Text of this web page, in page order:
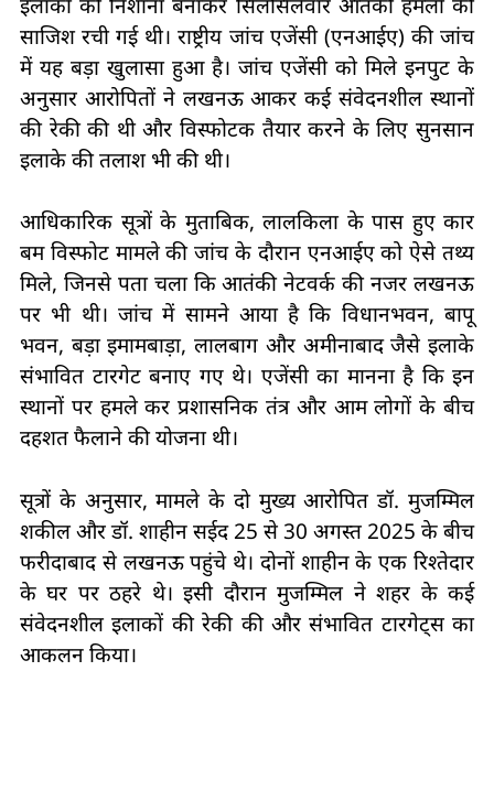
साजिश रची गई थी। राष्ट्रीय जांच एजेंसी (एनआईए) की जांच
में यह बड़ा खुलासा हुआ है। जांच एजेंसी को मिले इनपुट के
अनुसार आरोपितों ने लखनऊ आकर कई संवेदनशील स्थानों
की रेकी की थी और विस्फोटक तैयार करने के लिए सुनसान
इलाके की तलाश भी की थी।
आधिकारिक सूत्रों के मुताबिक, लालकिला के पास हुए कार
बम विस्फोट मामले की जांच के दौरान एनआईए को ऐसे तथ्य
मिले, जिनसे पता चला कि आतंकी नेटवर्क की नजर लखनऊ
पर भी थी। जांच में सामने आया है कि विधानभवन, बापू
भवन, बड़ा इमामबाड़ा, लालबाग और अमीनाबाद जैसे इलाके
संभावित टारगेट बनाए गए थे। एजेंसी का मानना है कि इन
स्थानों पर हमले कर प्रशासनिक तंत्र और आम लोगों के बीच
दहशत फैलाने की योजना थी।
सूत्रों के अनुसार, मामले के दो मुख्य आरोपित डॉ. मुजम्मिल
शकील और डॉ. शाहीन सईद 25 से 30 अगस्त 2025 के बीच
फरीदाबाद से लखनऊ पहुंचे थे। दोनों शाहीन के एक रिश्तेदार
के घर पर ठहरे थे। इसी दौरान मुजम्मिल ने शहर के कई
संवेदनशील इलाकों की रेकी की और संभावित टारगेट्स का
आकलन किया।